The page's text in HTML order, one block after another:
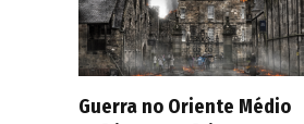
Guerra no Oriente Médio